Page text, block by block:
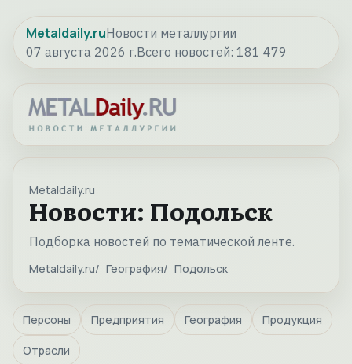
Metaldaily.ruНовости металлургии
07 августа 2026 г.Всего новостей: 181 479
Metaldaily.ru
Новости: Подольск
Подборка новостей по тематической ленте.
Metaldaily.ru География Подольск
Персоны Предприятия География Продукция
Отрасли